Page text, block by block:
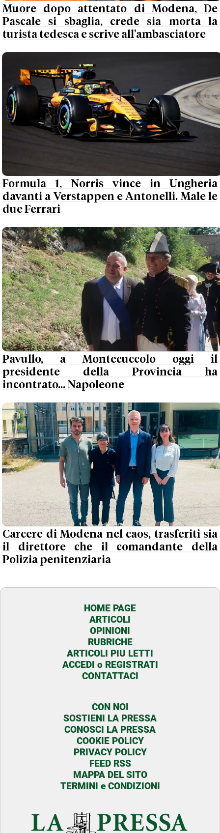
Muore dopo attentato di Modena, De
Pascale si sbaglia, crede sia morta la
turista tedesca e scrive all'ambasciatore
Formula 1, Norris vince in Ungheria
davanti a Verstappen e Antonelli. Male le
due Ferrari
Pavullo, a Montecuccolo oggi il
presidente della Provincia ha
incontrato... Napoleone
Carcere di Modena nel caos, trasferiti sia
il direttore che il comandante della
Polizia penitenziaria
HOME PAGE
ARTICOLI
OPINIONI
RUBRICHE
ARTICOLI PIU LETTI
ACCEDI o REGISTRATI
CONTATTACI
CON NOI
SOSTIENI LA PRESSA
CONOSCI LA PRESSA
COOKIE POLICY
PRIVACY POLICY
FEED RSS
MAPPA DEL SITO
TERMINI e CONDIZIONI